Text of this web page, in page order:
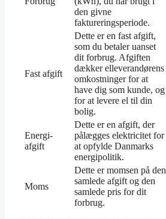
den givne
faktureringsperiode.
Fast afgift
Dette er en fast afgift,
som du betaler uanset
dit forbrug. Afgiften
dækker elleverandørens
omkostninger for at
have dig som kunde, og
for at levere el til din
bolig.
Energi-
afgift
Dette er en afgift, der
pålægges elektricitet for
at opfylde Danmarks
energipolitik.
Moms
Dette er momsen på den
samlede afgift og den
samlede pris for dit
forbrug.